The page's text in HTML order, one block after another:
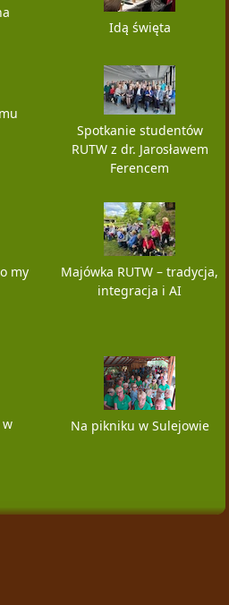
Idą święta
Spotkanie studentów
RUTW z dr. Jarosławem
Ferencem
my
Majówka RUTW – tradycja,
integracja i AI
w
Na pikniku w Sulejowie